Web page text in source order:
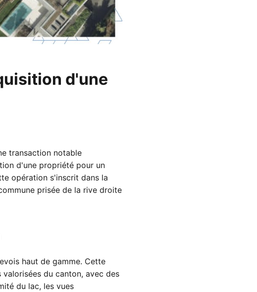
d'une
transaction notable
d'une propriété pour un
opération s'inscrit dans la
prisée de la rive droite
haut de gamme. Cette
du canton, avec des
du lac, les vues